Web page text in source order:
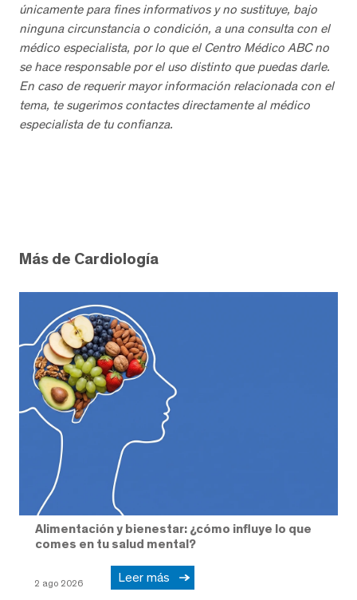
únicamente para fines informativos y no sustituye, bajo
ninguna circunstancia o condición, a una consulta con el
médico especialista, por lo que el Centro Médico ABC no
se hace responsable por el uso distinto que puedas darle.
En caso de requerir mayor información relacionada con el
tema, te sugerimos contactes directamente al médico
especialista de tu confianza.
Más de Cardiología
Alimentación y bienestar: ¿cómo influye lo que
comes en tu salud mental?
2 ago 2026 Leer más